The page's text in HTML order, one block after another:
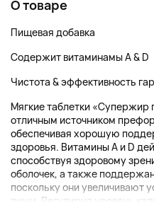
О товаре
Пищевая добавка
Содержит витаминамы А & D
Чистота & эффективность
Мягкие таблетки «Супержир
отличным источником
обеспечивая хорошую
здоровья. Витамины A и D
способствуя здоровому
оболочек, а также
поскольку они увеличивают
пищи. Регулируя уровень